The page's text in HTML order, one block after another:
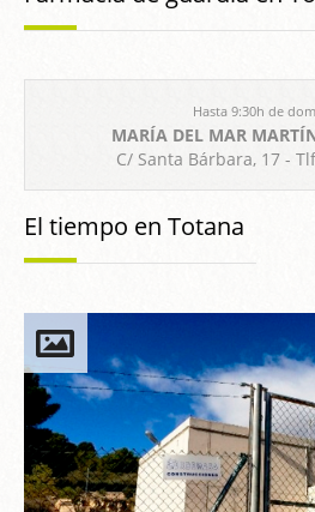
Hasta 9:30h de
MARÍA DEL MAR
C/ Santa Bárbara, 17 -
El tiempo en Totana